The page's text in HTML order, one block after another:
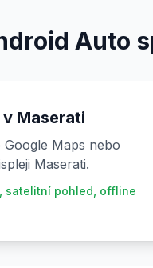
Auto
Maserati
Google Maps nebo
Maserati.
satelitní pohled, offline